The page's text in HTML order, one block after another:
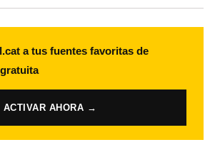
a tus fuentes favoritas de
ACTIVAR AHORA →